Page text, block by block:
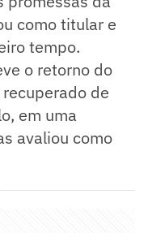
como titular e
tempo.
o retorno do
de
em uma
avaliou como